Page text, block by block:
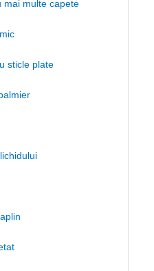
mai multe capete
sticle plate